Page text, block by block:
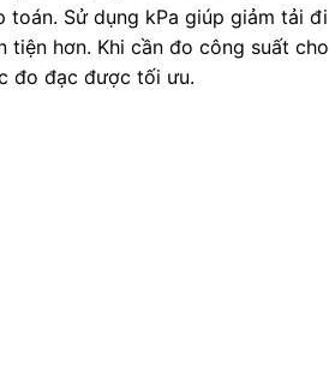
Sử dụng kPa giúp giảm tải đi
tiện hơn. Khi cần đo công suất cho
đo đạc được tối ưu.